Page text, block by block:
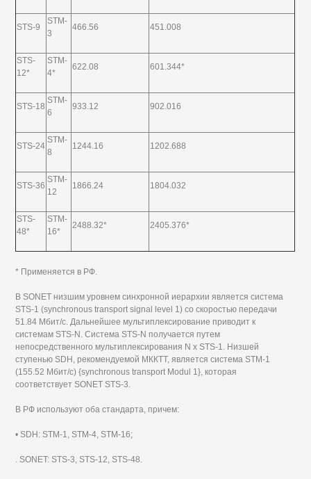
STS-9
STM-
3
466.56 451.008
STS-
12*
STM-
4*
622.08 601.344*
STS-18
STM-
6
933.12 902.016
STS-24
STM-
8
1244.16 1202.688
STS-36
STM-
12
1866.24 1804.032
STS-
48*
STM-
16*
2488.32* 2405.376*
* Применяется в РФ.
В SONET низшим уровнем синхронной иерархии является система
STS-1 (synchronous transport signal level 1) со скоростью передачи
51.84 Мбит/с. Дальнейшее мультиплексирование приводит к
системам STS-N. Система STS-N получается путем
непосредственного мультиплексирования N х STS-1. Низшей
ступенью SDH, рекомендуемой МККТТ, является система STM-1
(155.52 Мбит/с) {synchronous transport Modul 1}, которая
соответствует SONET STS-3.
В РФ используют оба стандарта, причем:
• SDH: STM-1, STM-4, STM-16;
. SONET: STS-3, STS-12, STS-48.